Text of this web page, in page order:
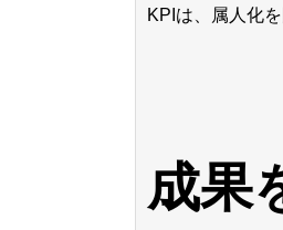
KPIは、属人化
成果